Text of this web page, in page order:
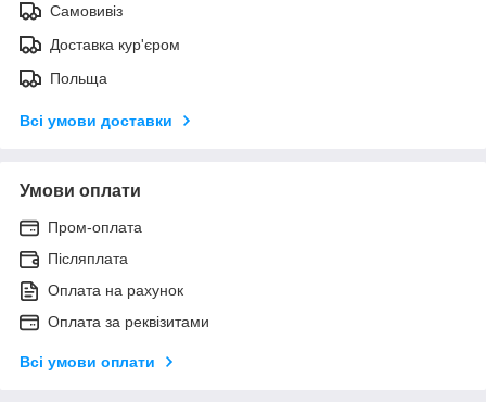
Самовивіз
Доставка кур'єром
Польща
Всі умови доставки
Умови оплати
Пром-оплата
Післяплата
Оплата на рахунок
Оплата за реквізитами
Всі умови оплати